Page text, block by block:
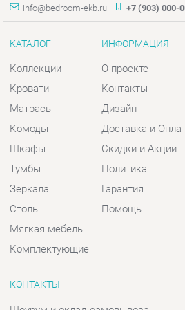
Комоды
Тумбы
Зеркала
Столы
Мягкая мебель
Комплектующие
Доставка и Оплата
Политика
Гарантия
Помощь
Шоурум и склад самовывоза
Адрес: г. Екатеринбург, пер.
Базовый, 47
Телефон: +7 (903) 000-00-00
Пн - Пт:10:00 - 18:00 (GMT+5)